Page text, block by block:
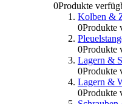
0Produkte
Kolben &
0Produkte
0Produkte
Lagern &
0Produkte
Lagern &
0Produkte